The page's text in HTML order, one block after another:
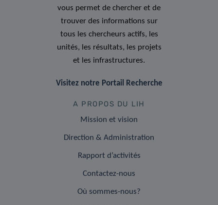
vous permet de chercher et de
trouver des informations sur
tous les chercheurs actifs, les
unités, les résultats, les projets
et les infrastructures.
Visitez notre Portail Recherche
A PROPOS DU LIH
Mission et vision
Direction & Administration
Rapport d’activités
Contactez-nous
Où sommes-nous?